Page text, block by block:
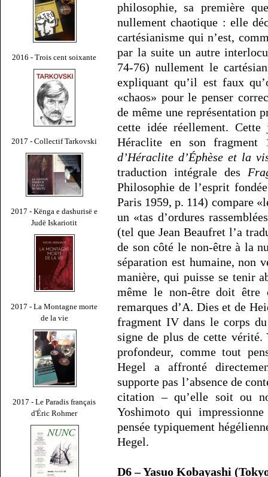
2016 - Trois cent soixante
2017 - Collectif Tarkovski
2017 - Kënga e dashurisë e
Judë Iskariotit
2017 - La Montagne morte
de la vie
2017 - Le Paradis français
d'Éric Rohmer
philosophie, sa première
nullement chaotique : elle
cartésianisme qui n’est,
par la suite un autre
74-76) nullement le
expliquant qu’il est faux
«chaos» pour le penser
de même une représentation
cette idée réellement.
Héraclite en son
d’Héraclite d’Éphèse et la
traduction intégrale des
Philosophie de l’esprit
Paris 1959, p. 114) compare
un «tas d’ordures
(tel que Jean Beaufret l’a
de son côté le non-être à la
séparation est humaine, non
manière, qui puisse se tenir
même le non-être doit être
remarques d’A. Dies et de
fragment IV dans le corps
signe de plus de cette vérité.
profondeur, comme tout
Hegel a affronté
supporte pas l’absence de
citation – qu’elle soit ou
Yoshimoto qui
pensée typiquement
Hegel.
D6 – Yasuo Kobayashi